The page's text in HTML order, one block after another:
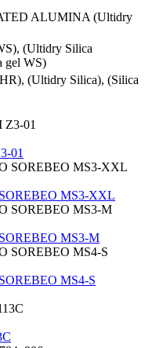
ALUMINA (Ultidry
(Ultidry Silica
gel WS)
(Ultidry Silica), (Silica
01
MS3-XXL
MS3-M
MS4-S